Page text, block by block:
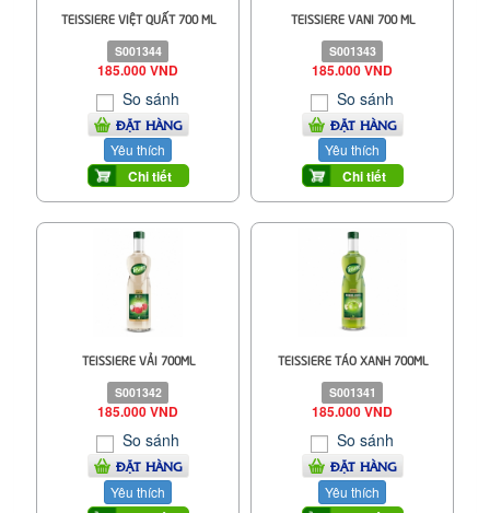
TEISSIERE VIỆT QUẤT 700 ML
S001344
185.000 VND
So sánh
ĐẶT HÀNG
Yêu thích
Chi tiết
TEISSIERE VANI 700 ML
S001343
185.000 VND
So sánh
ĐẶT HÀNG
Yêu thích
Chi tiết
TEISSIERE VẢI 700ML
S001342
185.000 VND
So sánh
ĐẶT HÀNG
Yêu thích
TEISSIERE TÁO XANH 700ML
S001341
185.000 VND
So sánh
ĐẶT HÀNG
Yêu thích